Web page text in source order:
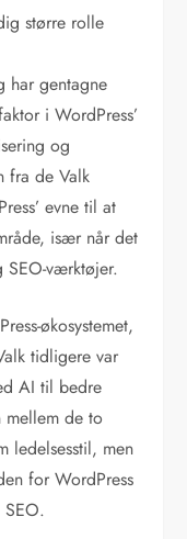
større rolle
har gentagne
i WordPress’
og
fra de Valk
evne til at
især når det
SEO-værktøjer.
økosystemet,
tidligere var
AI til bedre
de to
ledelsesstil, men
for WordPress